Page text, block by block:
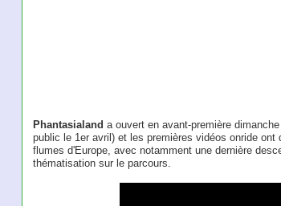
Phantasialand a ouvert en avant-première
public le 1er avril) et les premières vidéos onride
flumes d'Europe, avec notamment une dernière
thématisation sur le parcours.